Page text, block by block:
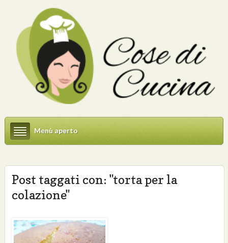
Menù aperto
Post taggati con: "torta per la
colazione"